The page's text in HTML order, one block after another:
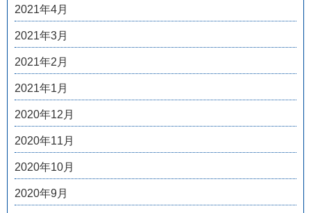
2021年4月
2021年3月
2021年2月
2021年1月
2020年12月
2020年11月
2020年10月
2020年9月